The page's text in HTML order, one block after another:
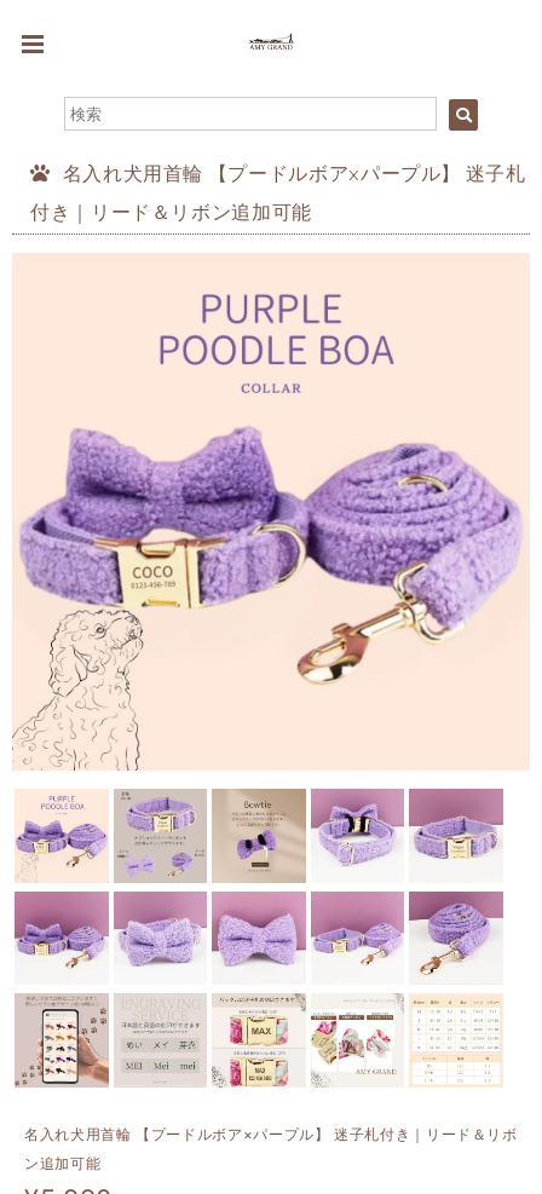
名入れ犬用首輪 【プードルボア×パープル】 迷子札
付き｜リード＆リボン追加可能
名入れ犬用首輪 【プードルボア×パープル】 迷子札付き｜リード＆リボ
ン追加可能